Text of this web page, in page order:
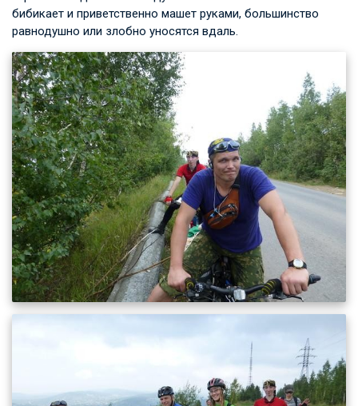
бибикает и приветственно машет руками, большинство
равнодушно или злобно уносятся вдаль.